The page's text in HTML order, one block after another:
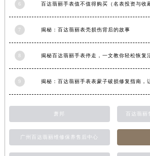
6 百达翡丽手表值不值得购买（名表投资与收
7 揭秘：百达翡丽表壳损伤背后的故事
揭秘百达翡丽手表停走，一文教你轻松恢复
9
萧邦 百达翡丽
广州百达翡丽维修保养售后中心